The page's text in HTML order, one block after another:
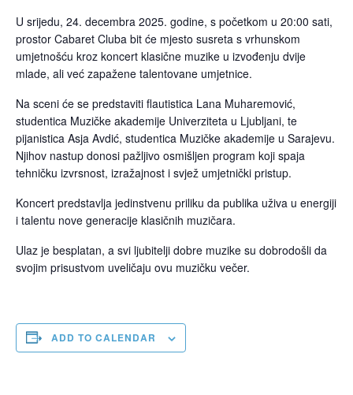
U srijedu, 24. decembra 2025. godine, s početkom u 20:00 sati,
prostor Cabaret Cluba bit će mjesto susreta s vrhunskom
umjetnošću kroz koncert klasične muzike u izvođenju dvije
mlade, ali već zapažene talentovane umjetnice.
Na sceni će se predstaviti flautistica Lana Muharemović,
studentica Muzičke akademije Univerziteta u Ljubljani, te
pijanistica Asja Avdić, studentica Muzičke akademije u Sarajevu.
Njihov nastup donosi pažljivo osmišljen program koji spaja
tehničku izvrsnost, izražajnost i svjež umjetnički pristup.
Koncert predstavlja jedinstvenu priliku da publika uživa u energiji
i talentu nove generacije klasičnih muzičara.
Ulaz je besplatan, a svi ljubitelji dobre muzike su dobrodošli da
svojim prisustvom uveličaju ovu muzičku večer.
ADD TO CALENDAR